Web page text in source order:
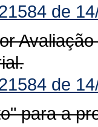
de
de
para a